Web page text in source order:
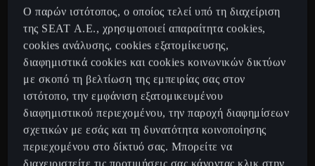
Ελληνικά
Μοντέλα
CUPRA Tavascan Fully Electric SUV Coupe
CUPRA Terramar 2025 Plug-In Hybrid SUV
Ο παρών ιστότοπος, ο οποίος τελεί υπό τη διαχείριση
της SEAT Α.Ε., χρησιμοποιεί απαραίτητα cookies,
cookies ανάλυσης, cookies εξατομίκευσης,
διαφημιστικά cookies και cookies κοινωνικών δικτύων
με σκοπό τη βελτίωση της εμπειρίας σας στον
ιστότοπο, την εμφάνιση εξατομικευμένου
διαφημιστικού περιεχομένου, την παροχή διαφημίσεων
σχετικών με εσάς και τη δυνατότητα κοινοποίησης
περιεχομένου στο δίκτυό σας. Μπορείτε να
διαχειριστείτε τις προτιμήσεις σας κάνοντας κλικ στην